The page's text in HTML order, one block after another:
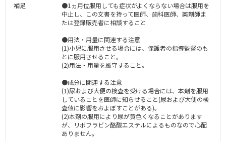
補足
●1ヵ月位服用しても症状がよくならない場合は服用を
中止し、この文書を持って医師、歯科医師、薬剤師ま
たは登録販売者に相談すること
●用法・用量に関連する注意
(1)小児に服用させる場合には、保護者の指導監督のも
とに服用させること。
(2)用法・用量を厳守すること。
●成分に関連する注意
(1)尿および大便の検査を受ける場合には、本剤を服用
していることを医師に知らせること(尿および大便の検
査値に影響をおよぼすことがある)。
(2)本剤の服用により尿が黄色くなることがあります
が、リボフラビン酪酸エステルによるものなので心配
ありません。